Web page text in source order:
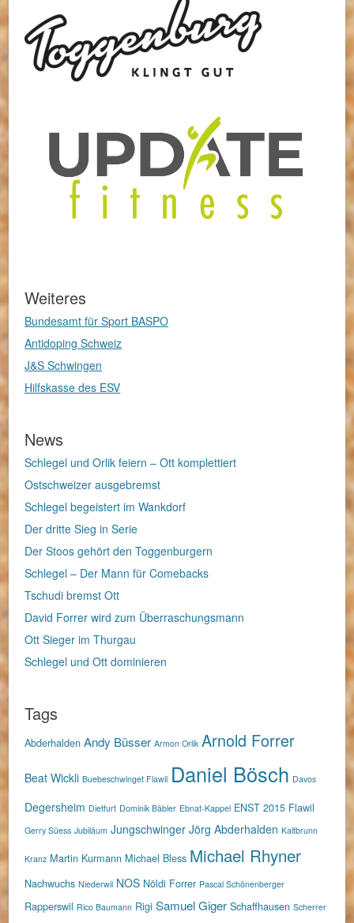
Weiteres
Bundesamt für Sport BASPO
Antidoping Schweiz
J&S Schwingen
Hilfskasse des ESV
News
Schlegel und Orlik feiern – Ott komplettiert
Ostschweizer ausgebremst
Schlegel begeistert im Wankdorf
Der dritte Sieg in Serie
Der Stoos gehört den Toggenburgern
Schlegel – Der Mann für Comebacks
Tschudi bremst Ott
David Forrer wird zum Überraschungsmann
Ott Sieger im Thurgau
Schlegel und Ott dominieren
Tags
Abderhalden Andy Büsser Armon Orlik Arnold Forrer
Beat Wickli Buebeschwinget Flawil Daniel Bösch Davos
Degersheim Dietfurt Dominik Bäbler Ebnat-Kappel ENST 2015 Flawil
Gerry Süess Jubiläum Jungschwinger Jörg Abderhalden Kaltbrunn
Kranz Martin Kurmann Michael Bless Michael Rhyner
Nachwuchs Niederwil NOS Nöldi Forrer Pascal Schönenberger
Rapperswil Rico Baumann Rigi Samuel Giger Schaffhausen Scherrer